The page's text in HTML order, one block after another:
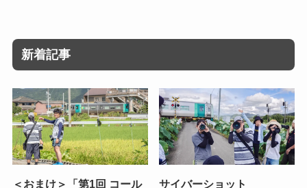
新着記事
＜おまけ＞「第1回 コール
サイバーショット